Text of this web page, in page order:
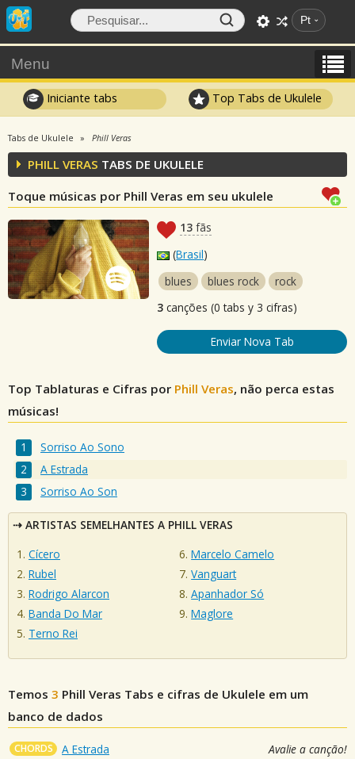
Pt
Menu
Iniciante tabs Top Tabs de Ukulele
Tabs de Ukulele Phill Veras
PHILL VERAS TABS DE UKULELE
Toque músicas por Phill Veras em seu ukulele
13 fãs
(Brasil)
blues
blues rock
rock
3 canções (0 tabs y 3 cifras)
Enviar Nova Tab
Top Tablaturas e Cifras por Phill Veras, não perca estas
músicas!
Sorriso Ao Sono
A Estrada
Sorriso Ao Son
ARTISTAS SEMELHANTES A PHILL VERAS
Cícero
Rubel
Rodrigo Alarcon
Banda Do Mar
Terno Rei
Marcelo Camelo
Vanguart
Apanhador Só
Maglore
Temos 3 Phill Veras Tabs e cifras de Ukulele em um
banco de dados
CHORDS A Estrada Avalie a canção!